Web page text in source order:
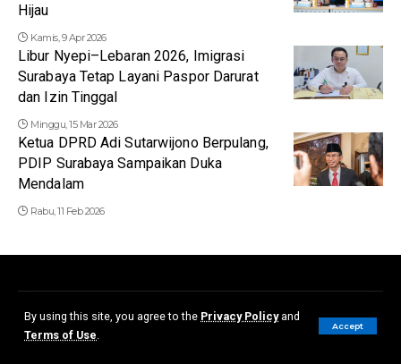
By using this site, you agree to the Privacy Policyand
Terms of Use.
Accept
Hijau
Kamis, 9 Apr 2026
Libur Nyepi–Lebaran 2026, Imigrasi
Surabaya Tetap Layani Paspor Darurat
dan Izin Tinggal
Minggu, 15 Mar 2026
Ketua DPRD Adi Sutarwijono Berpulang,
PDIP Surabaya Sampaikan Duka
Mendalam
Rabu, 11 Feb 2026
Redaksi Disclaimer Kerjasama dan Iklan Pedoman Media Siber